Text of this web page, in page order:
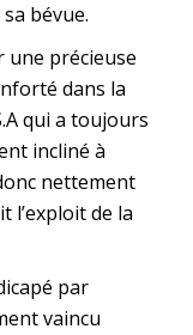
bévue.
une précieuse
dans la
qui a toujours
incliné à
nettement
l’exploit de la
par
vaincu